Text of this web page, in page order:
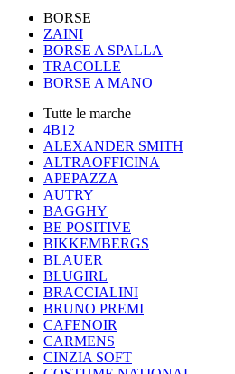
BORSE
ZAINI
BORSE A SPALLA
TRACOLLE
BORSE A MANO
Tutte le marche
4B12
ALEXANDER SMITH
ALTRAOFFICINA
APEPAZZA
AUTRY
BAGGHY
BE POSITIVE
BIKKEMBERGS
BLAUER
BLUGIRL
BRACCIALINI
BRUNO PREMI
CAFENOIR
CARMENS
CINZIA SOFT